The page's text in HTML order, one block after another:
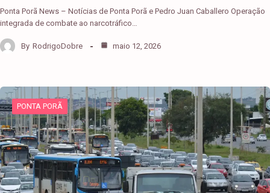
Ponta Porã News – Notícias de Ponta Porã e Pedro Juan Caballero Operação
integrada de combate ao narcotráfico…
By RodrigoDobre maio 12, 2026
PONTA PORÃ